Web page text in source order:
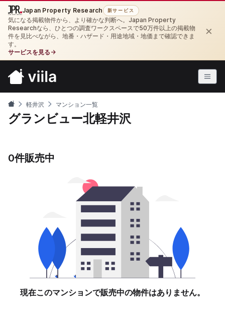
Japan Property Research 新サービス
気になる掲載物件から、より確かな判断へ。Japan Property
Researchなら、ひとつの調査ワークスペースで50万件以上の掲載物
件を見比べながら、地番・ハザード・用途地域・地価まで確認できま
す。
サービスを見る →
×
軽井沢 マンション一覧
グランビュー北軽井沢
0件販売中
現在このマンションで販売中の物件はありません。